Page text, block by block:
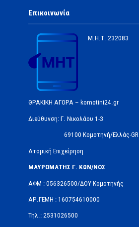
Επικοινωνία
Μ.Η.Τ. 232083
ΘΡΑΚΙΚΗ ΑΓΟΡΑ – komotini24.gr
Διεύθυνση: Γ. Νικολάου 1-3
69100 Κομοτηνή/Ελλάς-GR
Ατομική Επιχείρηση
ΜΑΥΡΟΜΑΤΗΣ Γ. ΚΩΝ/ΝΟΣ
ΑΦΜ : 056326500/ΔOΥ Κομοτηνής
ΑΡ.ΓΕΜΗ : 160754610000
Τηλ.: 2531026500